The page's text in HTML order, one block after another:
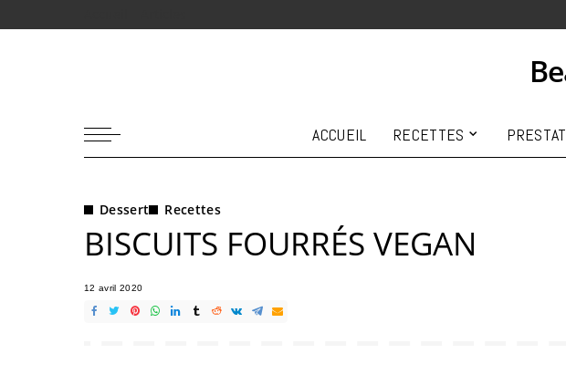
ACCUEIL RECETTES
Dessert Recettes
BISCUITS FOURRÉS VEGAN
12 avril 2020